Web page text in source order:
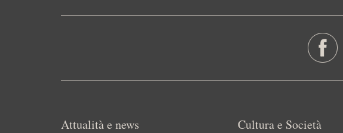
Attualità e news Cultura e Società